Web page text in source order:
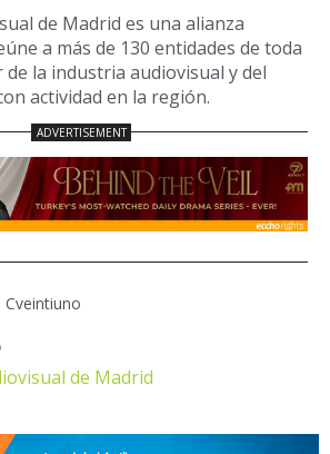
de Madrid es una alianza
a más de 130 entidades de toda
de la industria audiovisual y del
actividad en la región.
Cveintiuno
de Madrid